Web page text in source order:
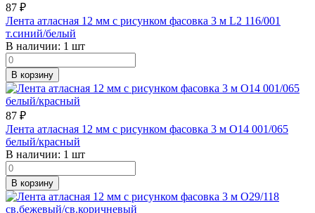
87 ₽
Лента атласная 12 мм с рисунком фасовка 3 м L2 116/001
т.синий/белый
В наличии: 1 шт
В корзину
87 ₽
Лента атласная 12 мм с рисунком фасовка 3 м O14 001/065
белый/красный
В наличии: 1 шт
В корзину